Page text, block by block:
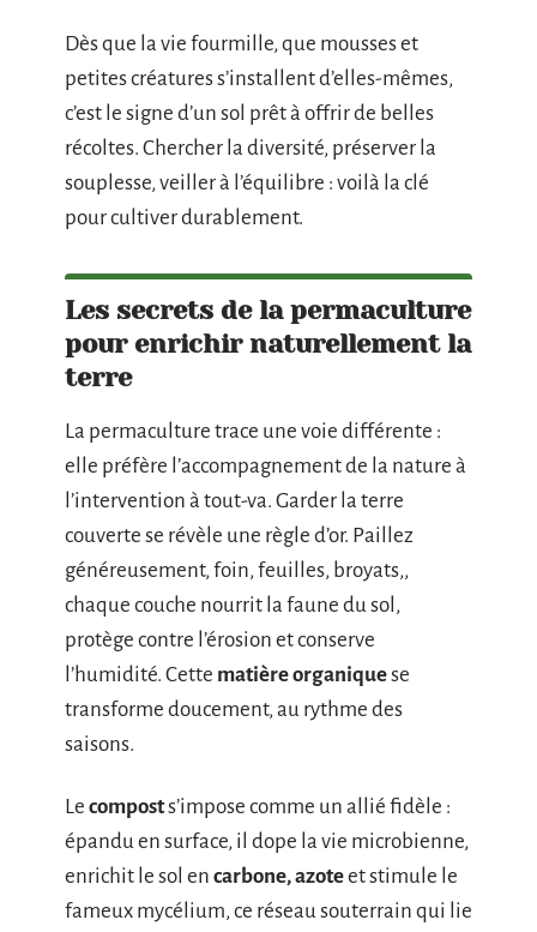
Dès que la vie fourmille, que mousses et
petites créatures s’installent d’elles-mêmes,
c’est le signe d’un sol prêt à offrir de belles
récoltes. Chercher la diversité, préserver la
souplesse, veiller à l’équilibre : voilà la clé
pour cultiver durablement.
Les secrets de la permaculture
pour enrichir naturellement la
terre
La permaculture trace une voie différente :
elle préfère l’accompagnement de la nature à
l’intervention à tout-va. Garder la terre
couverte se révèle une règle d’or. Paillez
généreusement, foin, feuilles, broyats,,
chaque couche nourrit la faune du sol,
protège contre l’érosion et conserve
l’humidité. Cette matière organiquese
transforme doucement, au rythme des
saisons.
Le composts’impose comme un allié fidèle :
épandu en surface, il dope la vie microbienne,
enrichit le sol en carbone, azoteet stimule le
fameux mycélium, ce réseau souterrain qui lie